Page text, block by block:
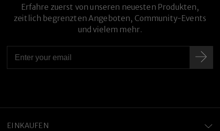
Erfahre zuerst von unseren neuesten Produkten,
zeitlich begrenzten Angeboten, Community-Events
und vielem mehr.
EINKAUFEN